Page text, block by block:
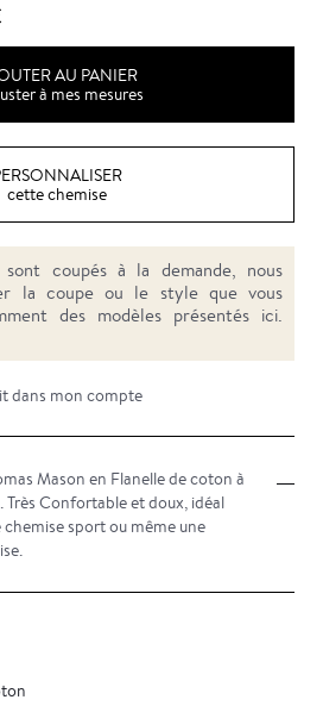
AU PANIER
à mes mesures
cette chemise
sont coupés à la demande, nous
la coupe ou le style que vous
des modèles présentés ici.
dans mon compte
Mason en Flanelle de coton à
Très Confortable et doux, idéal
chemise sport ou même une